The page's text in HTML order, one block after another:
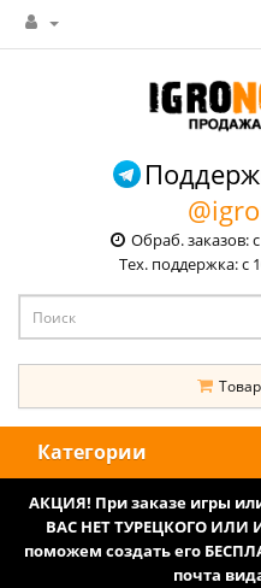
Обраб. заказов:
Тех. поддержка: с
Категории
АКЦИЯ! При заказе игры
ВАС НЕТ ТУРЕЦКОГО
поможем создать его
почта